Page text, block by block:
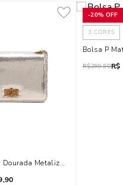
Dourada Metalizada Transversal
-20% OFF
3 CORES
Bolsa P
R$299,90R$